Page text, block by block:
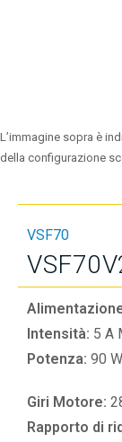
L’immagine sopra è
della configurazione
VSF70
Intensità: 5 A
Potenza: 90
Giri Motore:
Rapporto di